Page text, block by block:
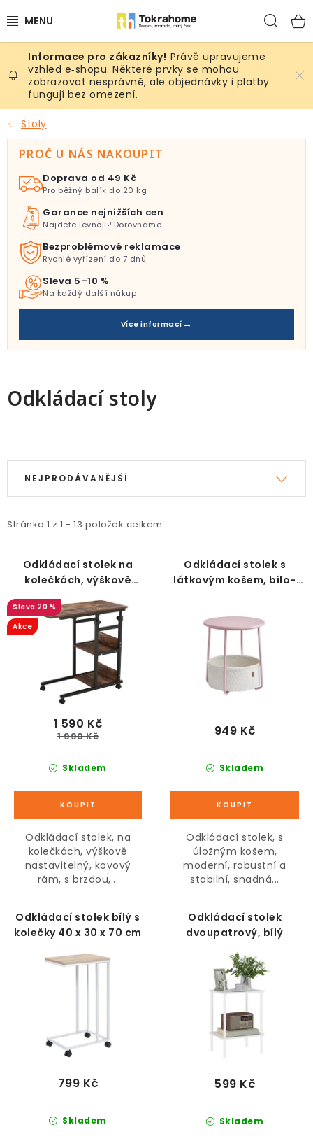
na
Výrobky
Místnosti
Venkovní prostory
Dárkové tipy
Slevy
Pro mazlíky
Testovací laboratoř
Kontakt
Právě upravujeme
vzhled e‑shopu. Některé prvky se mohou
zobrazovat nesprávně, ale objednávky i platby
fungují bez omezení.
Stoly
PROČ U NÁS NAKOUPIT
Doprava od 49 Kč
Pro běžný balík do 20 kg
Garance nejnižších cen
Najdete levněji? Dorovnáme.
Bezproblémové reklamace
Rychlé vyřízení do 7 dnů
Sleva 5–10 %
Na každý další nákup
Více informací
Odkládací stoly
V
ý
p
i
o
d
u
Stránka 1 z 1 - 13 položek celkem
Ř
a
z
e
r
o
d
NEJPRODÁVANĚJŠÍ
Odkládací stolek na
kolečkách, výškově
nastavitelný, hnědo-
černý
20 %
Akce
Skladem
1 590 Kč
1 990 Kč
Odkládací stolek, na
kolečkách, výškově
nastavitelný, kovový
rám, s brzdou,...
Odkládací stolek s
látkovým košem, bílo-
Skladem
949 Kč
Odkládací stolek, s
úložným košem,
moderní, robustní a
stabilní, snadná...
Odkládací stolek bílý s
kolečky 40 x 30 x 70 cm
Skladem
799 Kč
Odkládací stolek
dvoupatrový, bílý
Skladem
599 Kč